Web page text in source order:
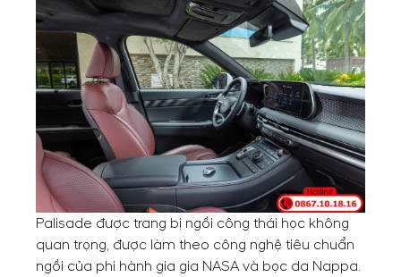
Palisade được trang bị ngồi công thái học không
quan trọng, được làm theo công nghệ tiêu chuẩn
ngồi của phi hành gia gia NASA và bọc da Nappa.